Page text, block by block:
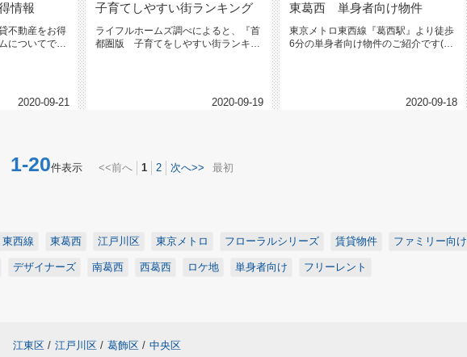
情報
不動産をお得
についてで
2020-09-21
子育てしやすい街ランキング
ライフルホームズ調べによると、『首
都圏版 子育てをしやすい街ランキン
2020-09-19
東葛西 単身者向け物件
東京メトロ東西線『葛西駅』より徒歩
6分の単身者向け物件のご紹介です(＝
2020-09-18
1-20件表示 <<前へ 1 2 次へ>> 最初
東西線 東葛西 江戸川区 東京メトロ フローラルシリーズ 賃貸物件 ファミリー向け
デザイナーズ 南葛西 西葛西 ロケ地 単身者向け フリーレント
江東区 / 江戸川区 / 葛飾区 / 中央区